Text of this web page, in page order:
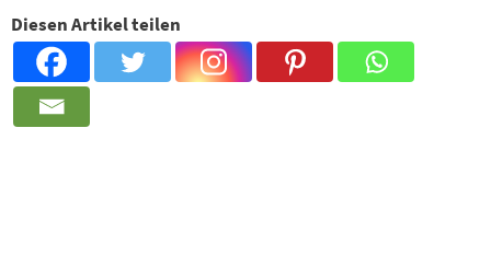
Diesen Artikel teilen